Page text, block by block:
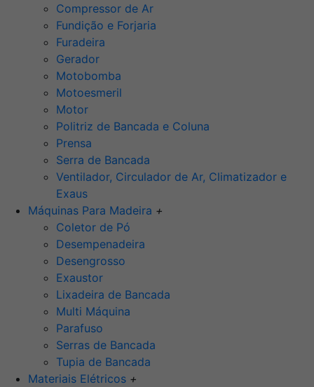
Compressor de Ar
Fundição e Forjaria
Furadeira
Gerador
Motobomba
Motoesmeril
Motor
Politriz de Bancada e Coluna
Prensa
Serra de Bancada
Ventilador, Circulador de Ar, Climatizador e
Exaus
Máquinas Para Madeira +
Coletor de Pó
Desempenadeira
Desengrosso
Exaustor
Lixadeira de Bancada
Multi Máquina
Parafuso
Serras de Bancada
Tupia de Bancada
Materiais Elétricos +